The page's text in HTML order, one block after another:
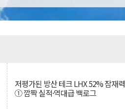
저평가된 방산 테크 LHX 52% 잠재력
① 깜짝 실적·역대급 백로그